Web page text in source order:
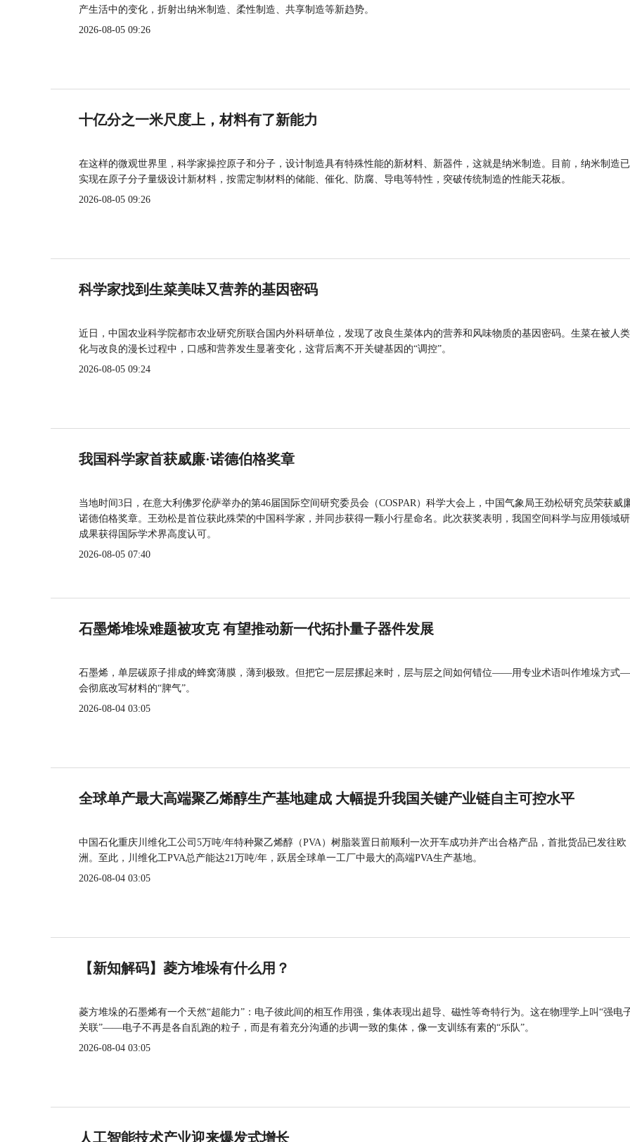
产生活中的变化，折射出纳米制造、柔性制造、共享制造等新趋势。
2026-08-05 09:26
十亿分之一米尺度上，材料有了新能力
在这样的微观世界里，科学家操控原子和分子，设计制造具有特殊性能的新材料、新器件，这就是纳米制造。目前，纳米制造
实现在原子分子量级设计新材料，按需定制材料的储能、催化、防腐、导电等特性，突破传统制造的性能天花板。
2026-08-05 09:26
科学家找到生菜美味又营养的基因密码
近日，中国农业科学院都市农业研究所联合国内外科研单位，发现了改良生菜体内的营养和风味物质的基因密码。生菜在被人
化与改良的漫长过程中，口感和营养发生显著变化，这背后离不开关键基因的“调控”。
2026-08-05 09:24
我国科学家首获威廉·诺德伯格奖章
当地时间3日，在意大利佛罗伦萨举办的第46届国际空间研究委员会（COSPAR）科学大会上，中国气象局王劲松研究员荣获威
诺德伯格奖章。王劲松是首位获此殊荣的中国科学家，并同步获得一颗小行星命名。此次获奖表明，我国空间科学与应用领域
成果获得国际学术界高度认可。
2026-08-05 07:40
石墨烯堆垛难题被攻克 有望推动新一代拓扑量子器件发展
石墨烯，单层碳原子排成的蜂窝薄膜，薄到极致。但把它一层层摞起来时，层与层之间如何错位——用专业术语叫作堆垛方
会彻底改写材料的“脾气”。
2026-08-04 03:05
全球单产最大高端聚乙烯醇生产基地建成 大幅提升我国关键产业链自主可控水平
中国石化重庆川维化工公司5万吨/年特种聚乙烯醇（PVA）树脂装置日前顺利一次开车成功并产出合格产品，首批货品已发往欧
洲。至此，川维化工PVA总产能达21万吨/年，跃居全球单一工厂中最大的高端PVA生产基地。
2026-08-04 03:05
【新知解码】菱方堆垛有什么用？
菱方堆垛的石墨烯有一个天然“超能力”：电子彼此间的相互作用强，集体表现出超导、磁性等奇特行为。这在物理学上叫“强电
关联”——电子不再是各自乱跑的粒子，而是有着充分沟通的步调一致的集体，像一支训练有素的“乐队”。
2026-08-04 03:05
人工智能技术产业迎来爆发式增长